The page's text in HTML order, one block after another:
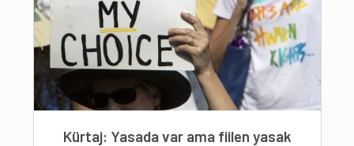
Kürtaj: Yasada var ama fiilen yasak